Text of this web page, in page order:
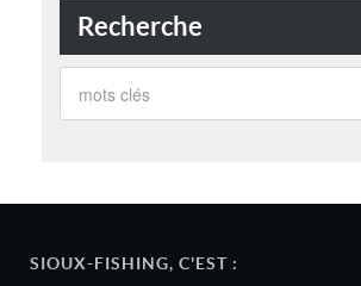
Recherche
SIOUX-FISHING, C'EST :